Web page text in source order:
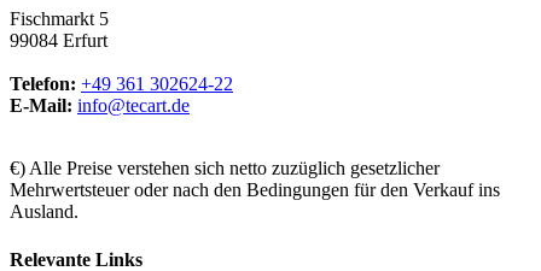
Fischmarkt 5
99084 Erfurt
Telefon: +49 361 302624-22
E-Mail: info@tecart.de
€) Alle Preise verstehen sich netto zuzüglich gesetzlicher
Mehrwertsteuer oder nach den Bedingungen für den Verkauf ins
Ausland.
Relevante Links